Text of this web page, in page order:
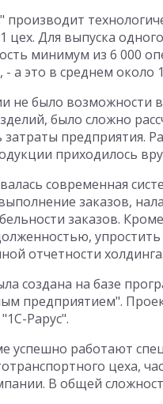
цех. Для выпуска
минимум из 6 000
а это в среднем около
не было возможности
было сложно
предприятия.
приходилось
современная
заказов,
заказов.
отчетности холдинга.
создана на базе
предприятием".
Рарус".
успешно работают
цеха,
В общей